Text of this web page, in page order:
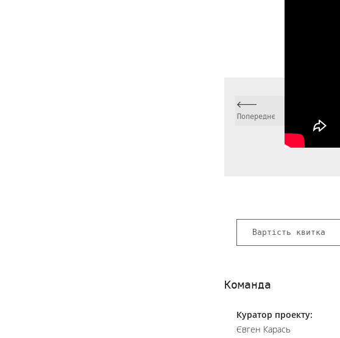
Попереднє
Вартість квитка
Команда
Куратор проекту:
Євген Карась